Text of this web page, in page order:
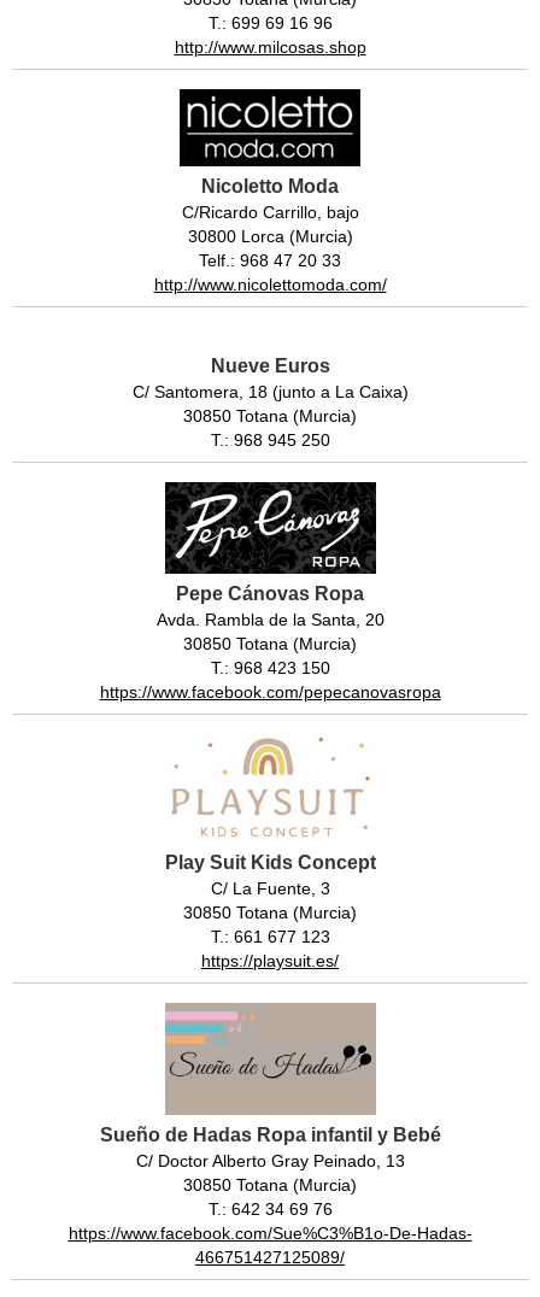
T.: 699 69 16 96
http://www.milcosas.shop
Nicoletto Moda
C/Ricardo Carrillo, bajo
30800 Lorca (Murcia)
Telf.: 968 47 20 33
http://www.nicolettomoda.com/
Nueve Euros
C/ Santomera, 18 (junto a La Caixa)
30850 Totana (Murcia)
T.: 968 945 250
Pepe Cánovas Ropa
Avda. Rambla de la Santa, 20
30850 Totana (Murcia)
T.: 968 423 150
https://www.facebook.com/pepecanovasropa
Play Suit Kids Concept
C/ La Fuente, 3
30850 Totana (Murcia)
T.: 661 677 123
https://playsuit.es/
Sueño de Hadas Ropa infantil y Bebé
C/ Doctor Alberto Gray Peinado, 13
30850 Totana (Murcia)
T.: 642 34 69 76
https://www.facebook.com/Sue%C3%B1o-De-Hadas-
466751427125089/